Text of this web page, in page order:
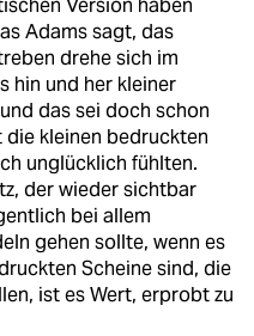
Version haben
Adams sagt, das
drehe sich im
hin und her kleiner
das sei doch schon
kleinen bedruckten
unglücklich fühlten.
der wieder sichtbar
bei allem
gehen sollte, wenn es
Scheine sind, die
ist es Wert, erprobt zu